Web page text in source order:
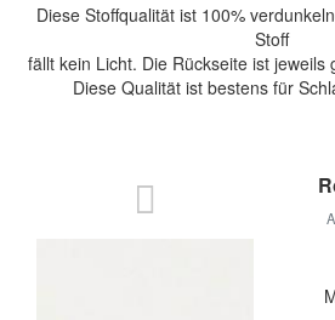
Diese Stoffqualität ist 100%
Stoff
fällt kein Licht. Die Rückseite ist jeweils
Diese Qualität ist bestens für